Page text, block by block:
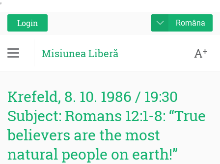
'
Login
Româna
Misiunea Liberă A+
Krefeld, 8. 10. 1986 / 19:30
Subject: Romans 12:1-8: “True
believers are the most
natural people on earth!”